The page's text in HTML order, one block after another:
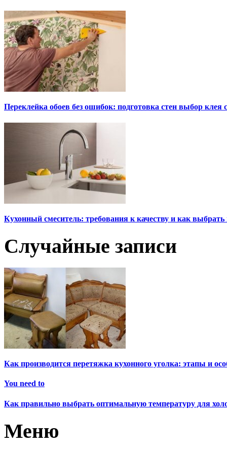
Переклейка обоев без ошибок: подготовка стен выбор клея
Кухонный смеситель: требования к качеству и как
Случайные записи
Как производится перетяжка кухонного уголка: этапы и
You need to
Как правильно выбрать оптимальную температуру для
Меню